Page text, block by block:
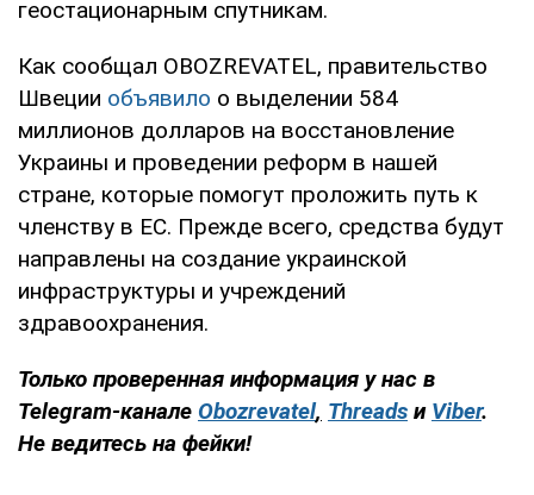
геостационарным спутникам.
Как сообщал OBOZREVATEL, правительство
Швеции объявило о выделении 584
миллионов долларов на восстановление
Украины и проведении реформ в нашей
стране, которые помогут проложить путь к
членству в ЕС. Прежде всего, средства будут
направлены на создание украинской
инфраструктуры и учреждений
здравоохранения.
Только проверенная информация у нас в
Telegram-канале Obozrevatel, Threads и Viber.
Не ведитесь на фейки!